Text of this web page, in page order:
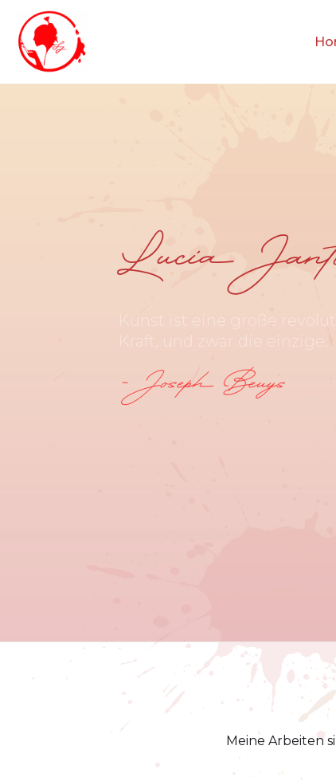
Lucia
Kunst ist eine große
Kraft, und zwar die einzige.
- Joseph Beuys
Meine Arbeiten